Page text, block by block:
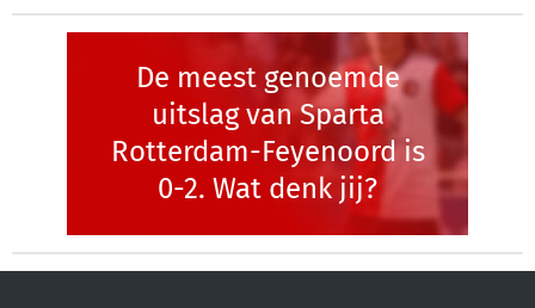
De meest genoemde
uitslag van Sparta
Rotterdam-Feyenoord is
0-2. Wat denk jij?